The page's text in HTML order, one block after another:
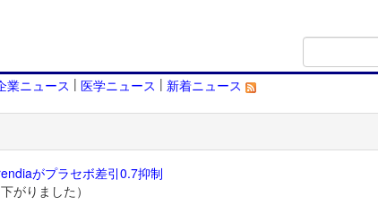
業ニュース | 医学ニュース | 新着ニュース
がプラセボ差引0.7抑制
がりました）